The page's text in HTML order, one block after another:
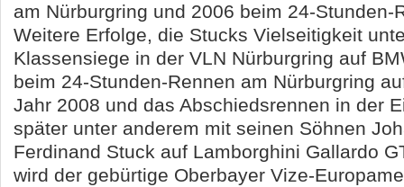
am Nürburgring und 2006 beim 24-Stunden-
Weitere Erfolge, die Stucks Vielseitigkeit
Klassensiege in der VLN Nürburgring auf
beim 24-Stunden-Rennen am Nürburgring
Jahr 2008 und das Abschiedsrennen in der
später unter anderem mit seinen Söhnen
Ferdinand Stuck auf Lamborghini Gallardo
wird der gebürtige Oberbayer Vize-